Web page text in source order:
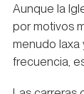
Aunque la
por motivos
menudo laxa
frecuencia,